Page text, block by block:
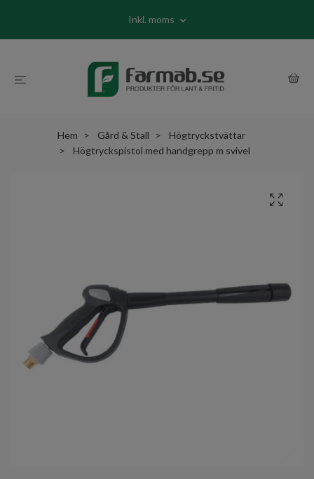
Inkl. moms
Hem Gård & Stall
Högtryckstvättar
Högtryckspistol med handgrepp m svivel